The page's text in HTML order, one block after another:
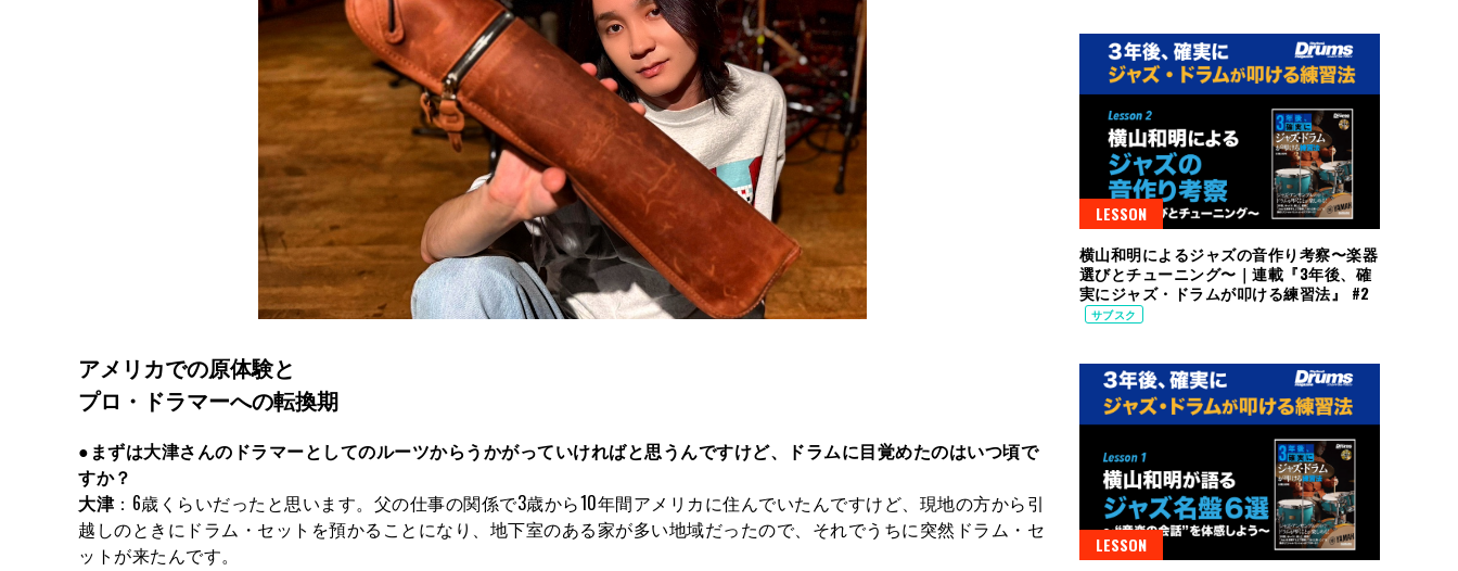
アメリカでの原体験と
プロ・ドラマーへの転換期
●まずは大津さんのドラマーとしてのルーツからうかがっていければと思うんですけど、ドラムに目覚めたのはいつ頃で
すか？
大津：6歳くらいだったと思います。父の仕事の関係で3歳から10年間アメリカに住んでいたんですけど、現地の方から引
越しのときにドラム・セットを預かることになり、地下室のある家が多い地域だったので、それでうちに突然ドラム・セ
ットが来たんです。
LESSON
横山和明によるジャズの音作り考察〜楽器
選びとチューニング〜｜連載『3年後、確
実にジャズ・ドラムが叩ける練習法』 #2
サブスク
LESSON